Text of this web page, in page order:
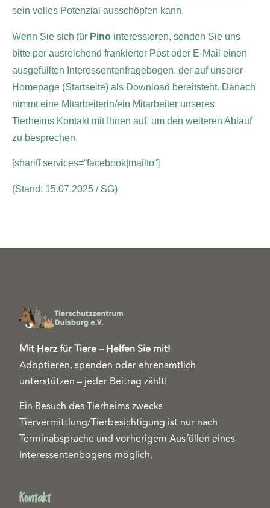
sein volles Potenzial ausschöpfen kann.
Wenn Sie sich für Pino interessieren, senden Sie uns
bitte per ausreichend frankierter Post oder E-Mail einen
ausgefüllten Interessentenfragebogen, der auf unserer
Homepage (Startseite) als Download bereitsteht. Danach
nimmt eine Mitarbeiterin/ein Mitarbeiter unseres
Tierheims Kontakt mit Ihnen auf, um den weiteren Ablauf
zu besprechen.
[shariff services=“facebook|mailto“]
(Stand: 15.07.2025 / SG)
Mit Herz für Tiere – Helfen Sie mit!
Adoptieren, spenden oder ehrenamtlich
unterstützen – jeder Beitrag zählt!
Ein Besuch des Tierheims zwecks
Tiervermittlung/Tierbesichtigung ist nur nach
Terminabsprache und vorherigem Ausfüllen eines
Interessentenbogens möglich.
Kontakt